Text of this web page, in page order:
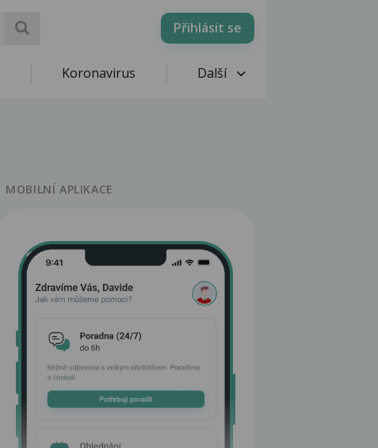
Přihlásit se
Koronavirus Další
MOBILNÍ APLIKACE